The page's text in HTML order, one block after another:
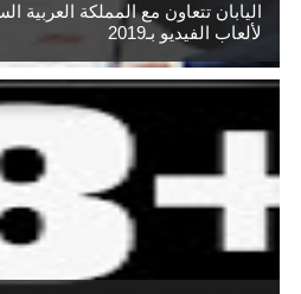
اليابان تتعاون مع المملكة العربية
لألعاب الفيديو بـ2019